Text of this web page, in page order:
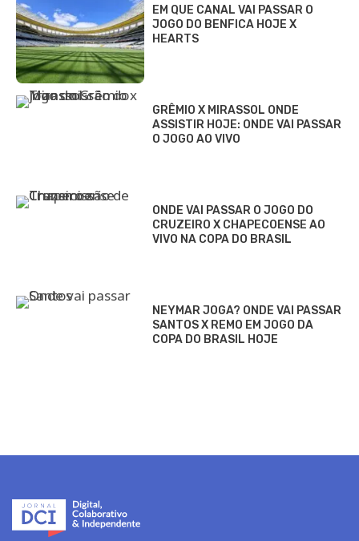
EM QUE CANAL VAI PASSAR O
JOGO DO BENFICA HOJE X
HEARTS
GRÊMIO X MIRASSOL ONDE
ASSISTIR HOJE: ONDE VAI PASSAR
O JOGO AO VIVO
ONDE VAI PASSAR O JOGO DO
CRUZEIRO X CHAPECOENSE AO
VIVO NA COPA DO BRASIL
NEYMAR JOGA? ONDE VAI PASSAR
SANTOS X REMO EM JOGO DA
COPA DO BRASIL HOJE